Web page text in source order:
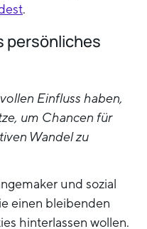
.
persönliches
Einfluss haben,
um Chancen für
Wandel zu
und sozial
einen bleibenden
hinterlassen wollen.